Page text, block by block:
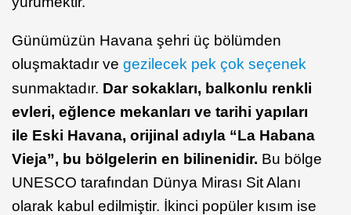
Günümüzün Havana şehri üç bölümden
oluşmaktadır ve gezilecek pek çok seçenek
sunmaktadır. Dar sokakları, balkonlu renkli
evleri, eğlence mekanları ve tarihi yapıları
ile Eski Havana, orijinal adıyla “La Habana
Vieja”, bu bölgelerin en bilinenidir. Bu bölge
UNESCO tarafından Dünya Mirası Sit Alanı
olarak kabul edilmiştir. İkinci popüler kısım ise